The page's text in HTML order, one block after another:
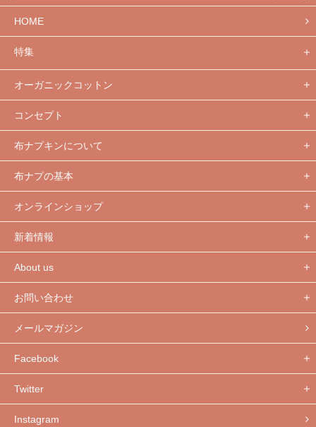
HOME
特集
オーガニックコットン
コンセプト
布ナプキンについて
布ナプの基本
オンラインショップ
新着情報
About us
お問い合わせ
メールマガジン
Facebook
Twitter
Instagram